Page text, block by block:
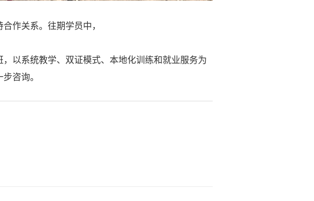
作关系。往期学员中，
以系统教学、双证模式、本地化训练和就业服务为
咨询。